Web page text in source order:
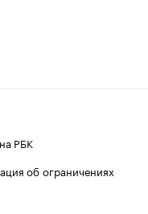
РБК
об ограничениях